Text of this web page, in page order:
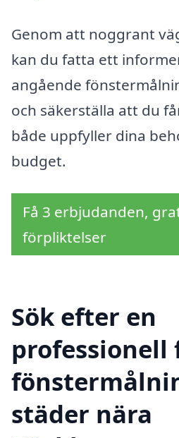
Genom att noggrant
kan du fatta ett
angående
och säkerställa att du
både uppfyller dina
budget.
Få 3 erbjudanden,
förpliktelser
Sök efter en
professionell
städer nära